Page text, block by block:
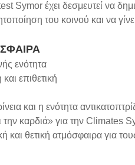
Symor έχει δεσμευτεί να
του κοινού και να
ενότητα
επιθετική
και η ενότητα
την καρδιά» για την Climates
και θετική ατμόσφαιρα για